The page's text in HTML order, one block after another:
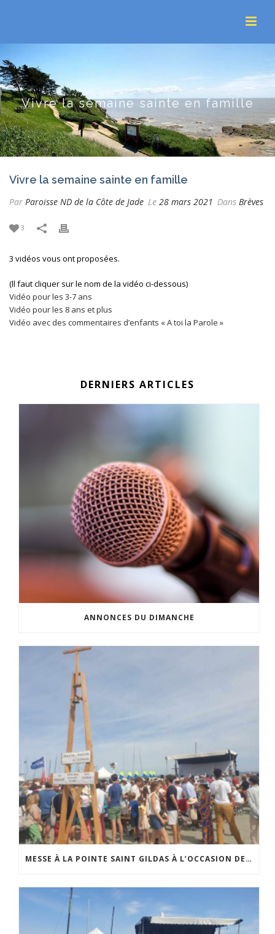
Vivre la semaine sainte en famille
Vivre la semaine sainte en famille
Par Paroisse ND de la Côte de Jade Le 28 mars 2021 Dans Brèves
3
3 vidéos vous ont proposées.
(ll faut cliquer sur le nom de la vidéo ci-dessous)
Vidéo pour les 3-7 ans
Vidéo pour les 8 ans et plus
Vidéo avec des commentaires d’enfants « A toi la Parole »
DERNIERS ARTICLES
ANNONCES DU DIMANCHE
MESSE À LA POINTE SAINT GILDAS À L’OCCASION DE LA FÊTE DE LA MER